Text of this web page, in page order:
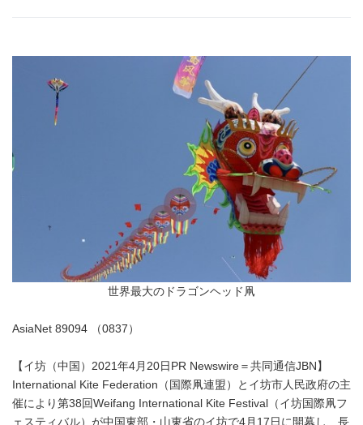
世界最大のドラゴンヘッド凧
AsiaNet 89094 （0837）
【イ坊（中国）2021年4月20日PR Newswire＝共同通信JBN】
International Kite Federation（国際凧連盟）とイ坊市人民政府の主
催により第38回Weifang International Kite Festival（イ坊国際凧フ
ェスティバル）が中国東部・山東省のイ坊で4月17日に開幕し、長